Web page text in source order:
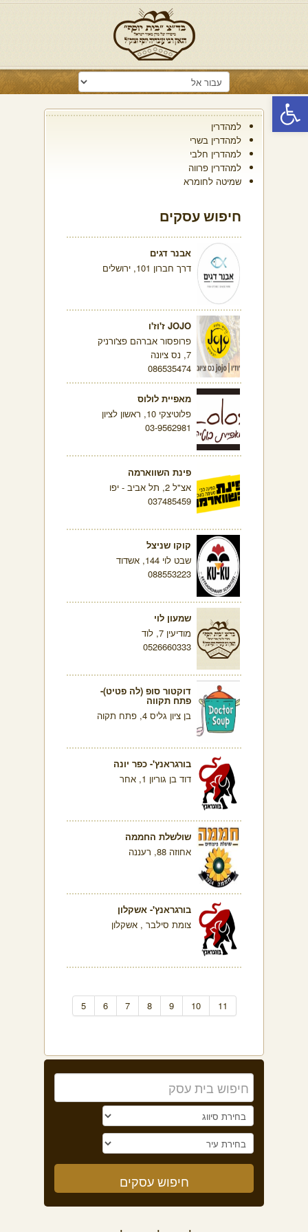
פתח סרגל נגישות
למהדרין
למהדרין בשרי
למהדרין חלבי
למהדרין פרווה
שמיטה לחומרא
חיפוש עסקים
אבנר דגים
דרך חברון 101, ירושלים
JOJO ז'וז'ו
פרופסור אברהם פצ'ורניק
7, נס ציונה
086535474
מאפיית לולוס
פלוטיצקי 10, ראשון לציון
03-9562981
פינת השווארמה
אצ"ל 2, תל אביב - יפו
037485459
קוקו שניצל
שבט לוי 144, אשדוד
088553223
שמעון לוי
מודיעין 7, לוד
0526660333
דוקטור סופ (לה פטיט)-
פתח תקווה
בן ציון גליס 4, פתח תקוה
בורגראנץ'- כפר יונה
דוד בן גוריון 1, אחר
שולשלת החממה
אחוזה 88, רעננה
בורגראנץ'- אשקלון
צומת סילבר , אשקלון
5 6 7 8 9 10 11